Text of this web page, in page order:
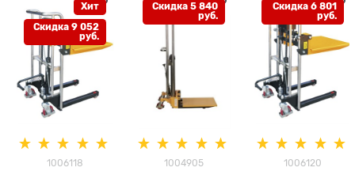
Хит
Скидка 9 052
руб.
1006118
Скидка 5 840
руб.
1004905
Скидка 6 801
руб.
1006120